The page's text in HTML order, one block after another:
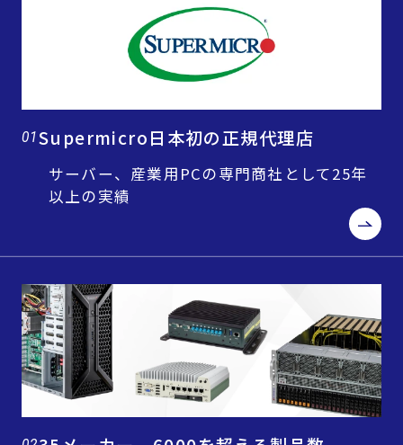
01Supermicro日本初の正規代理店
サーバー、産業用PCの専門商社として25年
以上の実績